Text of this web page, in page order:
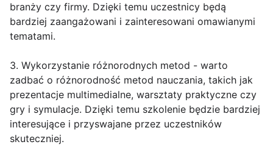
branży czy firmy. Dzięki temu uczestnicy będą
bardziej zaangażowani i zainteresowani omawianymi
tematami.
3. Wykorzystanie różnorodnych metod - warto
zadbać o różnorodność metod nauczania, takich jak
prezentacje multimedialne, warsztaty praktyczne czy
gry i symulacje. Dzięki temu szkolenie będzie bardziej
interesujące i przyswajane przez uczestników
skuteczniej.